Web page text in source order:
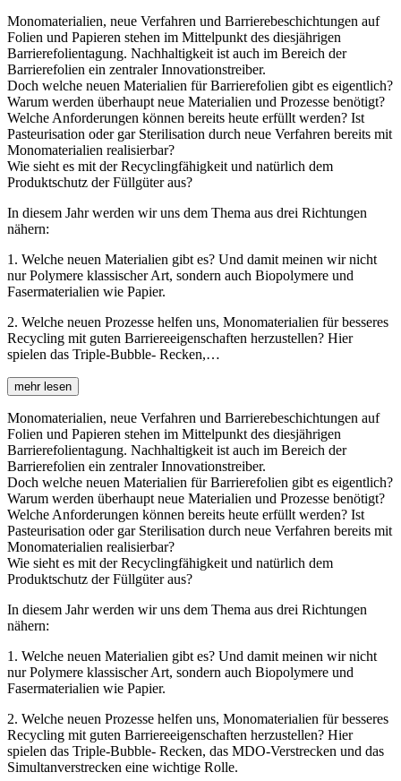
Monomaterialien, neue Verfahren und Barrierebeschichtungen auf
Folien und Papieren stehen im Mittelpunkt des diesjährigen
Barrierefolientagung. Nachhaltigkeit ist auch im Bereich der
Barrierefolien ein zentraler Innovationstreiber.
Doch welche neuen Materialien für Barrierefolien gibt es eigentlich?
Warum werden überhaupt neue Materialien und Prozesse benötigt?
Welche Anforderungen können bereits heute erfüllt werden? Ist
Pasteurisation oder gar Sterilisation durch neue Verfahren bereits mit
Monomaterialien realisierbar?
Wie sieht es mit der Recyclingfähigkeit und natürlich dem
Produktschutz der Füllgüter aus?
In diesem Jahr werden wir uns dem Thema aus drei Richtungen
nähern:
1. Welche neuen Materialien gibt es? Und damit meinen wir nicht
nur Polymere klassischer Art, sondern auch Biopolymere und
Fasermaterialien wie Papier.
2. Welche neuen Prozesse helfen uns, Monomaterialien für besseres
Recycling mit guten Barriereeigenschaften herzustellen? Hier
spielen das Triple-Bubble- Recken,…
mehr lesen
Monomaterialien, neue Verfahren und Barrierebeschichtungen auf
Folien und Papieren stehen im Mittelpunkt des diesjährigen
Barrierefolientagung. Nachhaltigkeit ist auch im Bereich der
Barrierefolien ein zentraler Innovationstreiber.
Doch welche neuen Materialien für Barrierefolien gibt es eigentlich?
Warum werden überhaupt neue Materialien und Prozesse benötigt?
Welche Anforderungen können bereits heute erfüllt werden? Ist
Pasteurisation oder gar Sterilisation durch neue Verfahren bereits mit
Monomaterialien realisierbar?
Wie sieht es mit der Recyclingfähigkeit und natürlich dem
Produktschutz der Füllgüter aus?
In diesem Jahr werden wir uns dem Thema aus drei Richtungen
nähern:
1. Welche neuen Materialien gibt es? Und damit meinen wir nicht
nur Polymere klassischer Art, sondern auch Biopolymere und
Fasermaterialien wie Papier.
2. Welche neuen Prozesse helfen uns, Monomaterialien für besseres
Recycling mit guten Barriereeigenschaften herzustellen? Hier
spielen das Triple-Bubble- Recken, das MDO-Verstrecken und das
Simultanverstrecken eine wichtige Rolle.